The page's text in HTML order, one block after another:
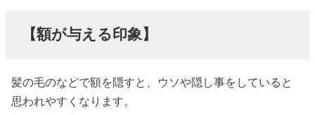
【額が与える印象】
髪の毛のなどで額を隠すと、ウソや隠し事をしていると
思われやすくなります。